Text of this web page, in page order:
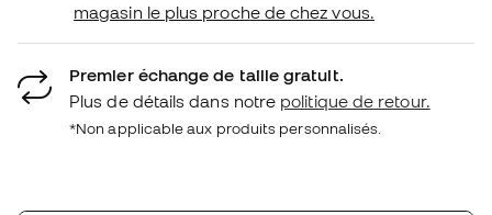
magasin le plus proche de chez vous.
Premier échange de taille gratuit.
Plus de détails dans notre politique de retour.
*Non applicable aux produits personnalisés.